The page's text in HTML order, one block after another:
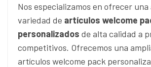
Nos especializamos en ofrecer una
variedad de artículos welcome
personalizados de alta calidad a
competitivos. Ofrecemos una
artículos welcome pack